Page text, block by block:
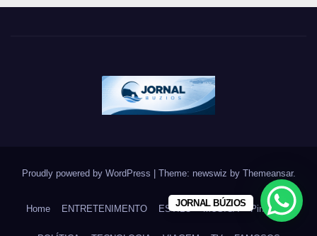
Proudly powered by WordPress | Theme: newswiz by Themeansar.
Home ENTRETENIMENTO ESTILO MÚSICA Pin Posts
JORNAL BÚZIOS